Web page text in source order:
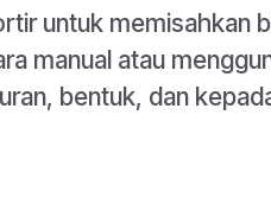
untuk memisahkan
manual atau
bentuk, dan